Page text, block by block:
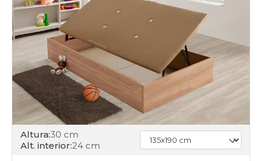
Altura:30 cm
Alt. interior:24 cm